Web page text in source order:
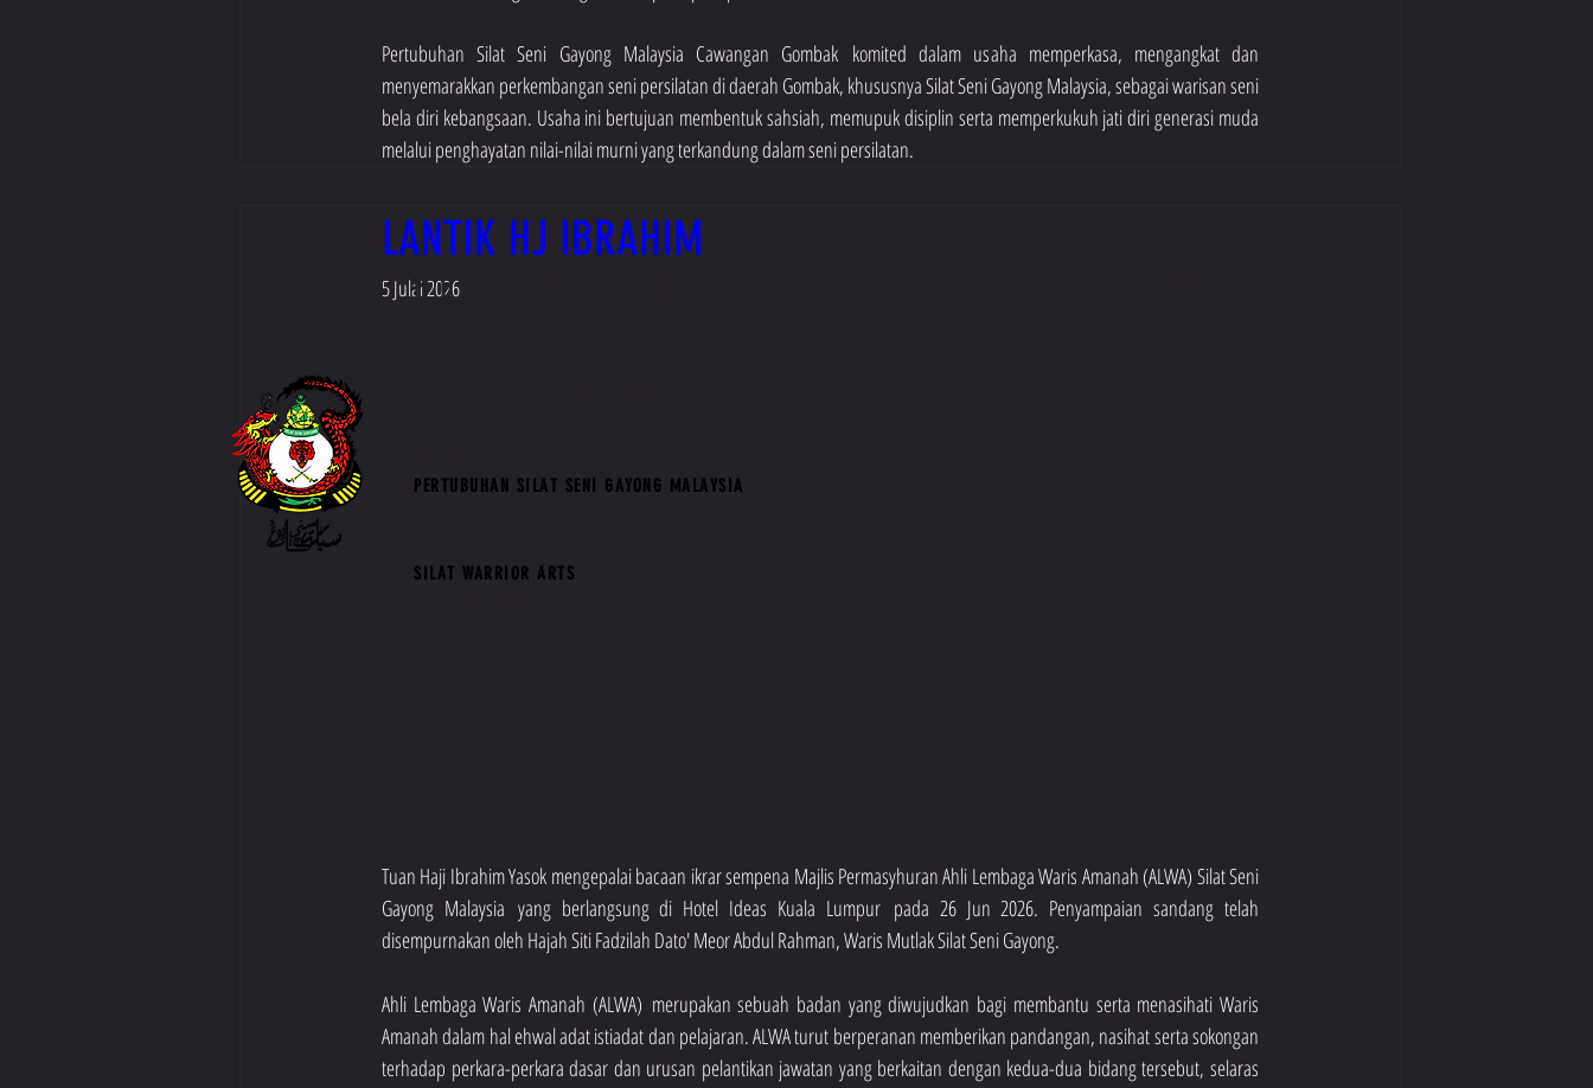
Pertubuhan Silat Seni Gayong Malaysia Cawangan Gombak komited dalam usaha memperkasa, mengangkat dan
menyemarakkan perkembangan seni persilatan di daerah Gombak, khususnya Silat Seni Gayong Malaysia, sebagai warisan seni
bela diri kebangsaan. Usaha ini bertujuan membentuk sahsiah, memupuk disiplin serta memperkukuh jati diri generasi muda
melalui penghayatan nilai-nilai murni yang terkandung dalam seni persilatan.
LANTIK HJ IBRAHIM
5 Julai 2026
Tuan Haji Ibrahim Yasok mengepalai bacaan ikrar sempena Majlis Permasyhuran Ahli Lembaga Waris Amanah (ALWA) Silat Seni
Gayong Malaysia yang berlangsung di Hotel Ideas Kuala Lumpur pada 26 Jun 2026. Penyampaian sandang telah
disempurnakan oleh Hajah Siti Fadzilah Dato' Meor Abdul Rahman, Waris Mutlak Silat Seni Gayong.
Ahli Lembaga Waris Amanah (ALWA) merupakan sebuah badan yang diwujudkan bagi membantu serta menasihati Waris
Amanah dalam hal ehwal adat istiadat dan pelajaran. ALWA turut berperanan memberikan pandangan, nasihat serta sokongan
terhadap perkara-perkara dasar dan urusan pelantikan jawatan yang berkaitan dengan kedua-dua bidang tersebut, selaras
HUBUNGI KAMI:
PERTUBUHAN SILAT SENI GAYONG MALAYSIA
SILAT WARRIOR ARTS